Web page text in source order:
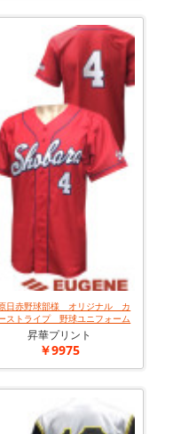
日赤野球部様 オリジナル カ
ストライプ 野球ユニフォーム
昇華プリント
￥9975